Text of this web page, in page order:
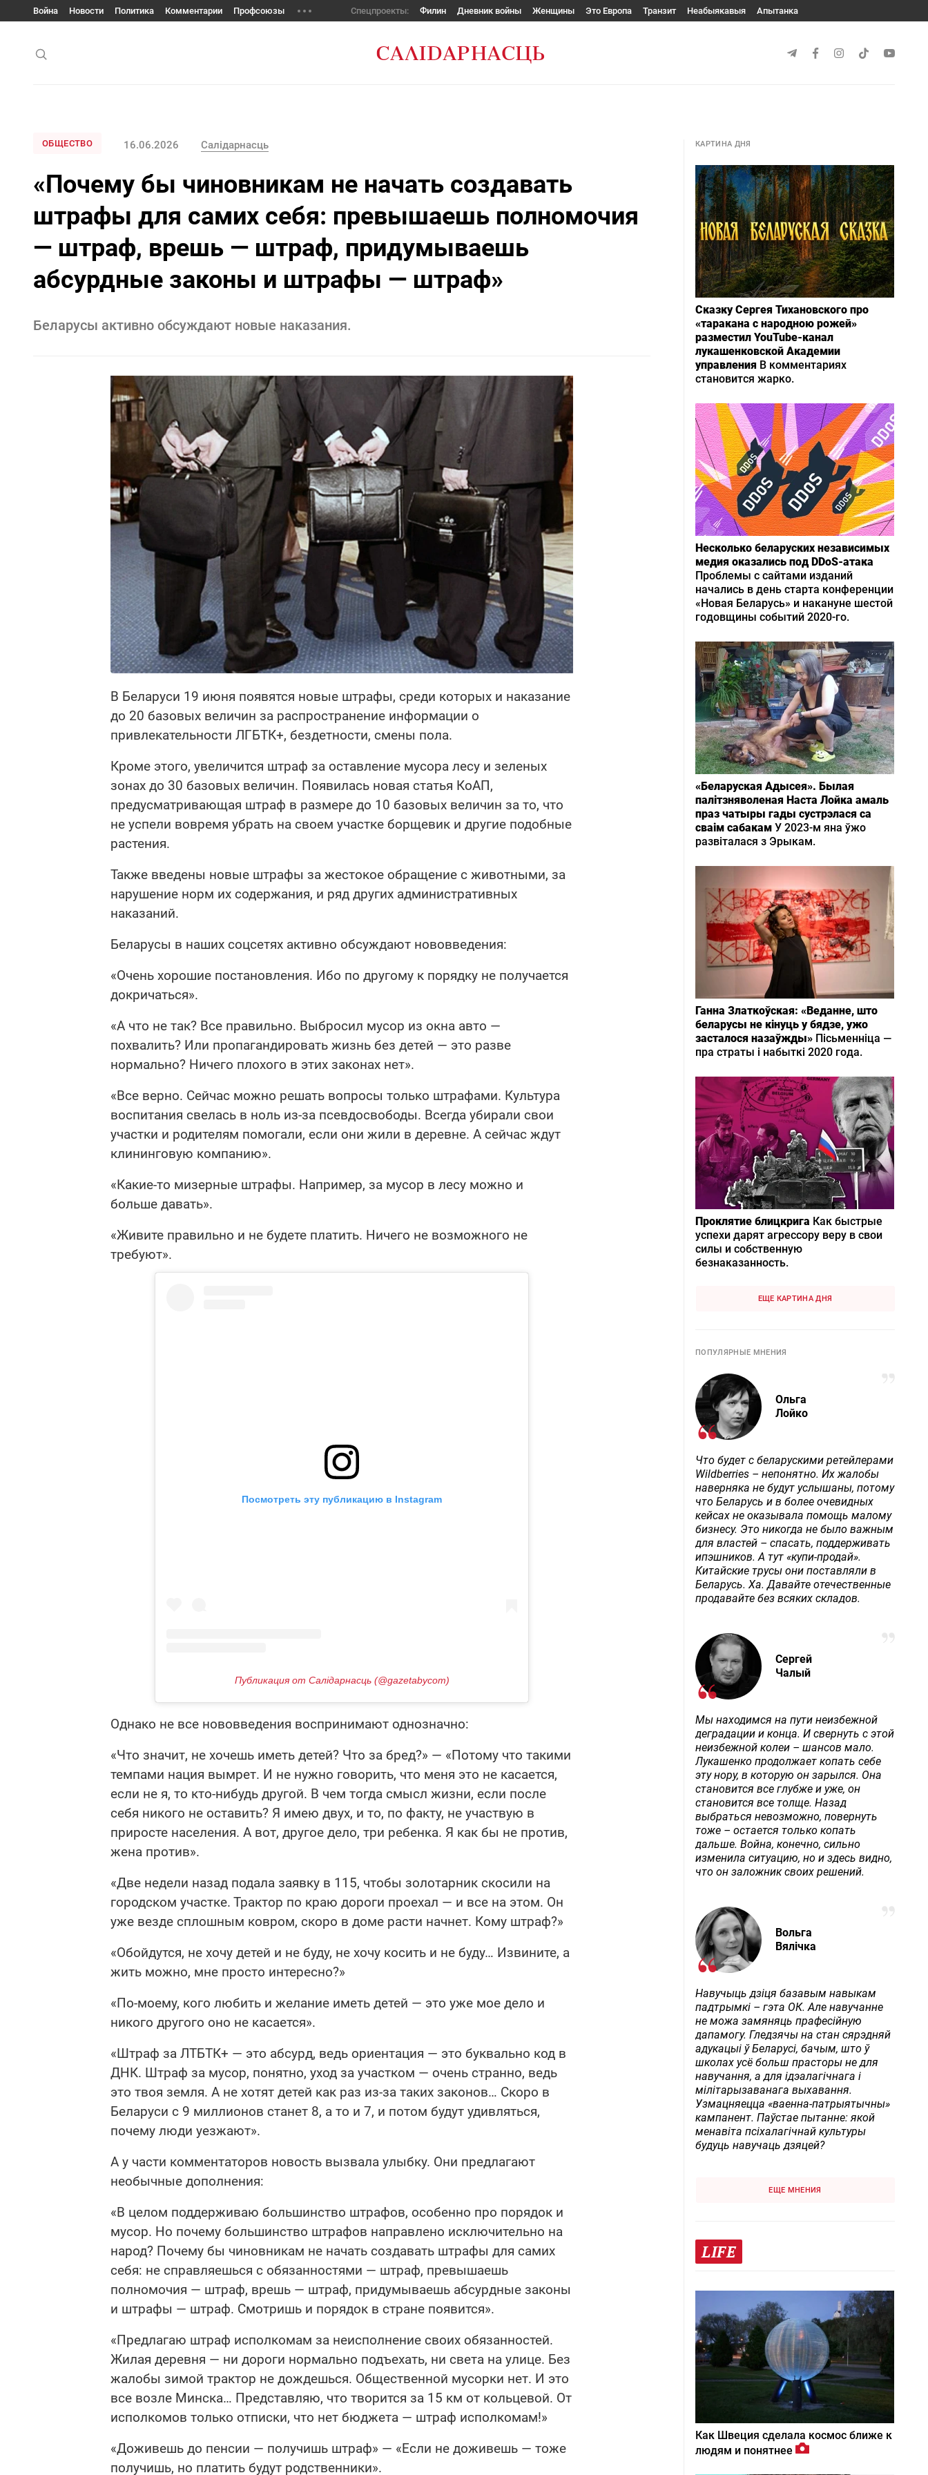
Война Новости Политика Комментарии Профсоюзы Спецпроекты: Филин Дневник войны Женщины Это Европа Транзит Неабыякавыя Апытанка
ОБЩЕСТВО 16.06.2026 Салiдарнасць
«Почему бы чиновникам не начать создавать
штрафы для самих себя: превышаешь полномочия
— штраф, врешь — штраф, придумываешь
абсурдные законы и штрафы — штраф»
Беларусы активно обсуждают новые наказания.
В Беларуси 19 июня появятся новые штрафы, среди которых и наказание
до 20 базовых величин за распространение информации о
привлекательности ЛГБТК+, бездетности, смены пола.
Кроме этого, увеличится штраф за оставление мусора лесу и зеленых
зонах до 30 базовых величин. Появилась новая статья КоАП,
предусматривающая штраф в размере до 10 базовых величин за то, что
не успели вовремя убрать на своем участке борщевик и другие подобные
растения.
Также введены новые штрафы за жестокое обращение с животными, за
нарушение норм их содержания, и ряд других административных
наказаний.
Беларусы в наших соцсетях активно обсуждают нововведения:
«Очень хорошие постановления. Ибо по другому к порядку не получается
докричаться».
«А что не так? Все правильно. Выбросил мусор из окна авто —
похвалить? Или пропагандировать жизнь без детей — это разве
нормально? Ничего плохого в этих законах нет».
«Все верно. Сейчас можно решать вопросы только штрафами. Культура
воспитания свелась в ноль из-за псевдосвободы. Всегда убирали свои
участки и родителям помогали, если они жили в деревне. А сейчас ждут
клининговую компанию».
«Какие-то мизерные штрафы. Например, за мусор в лесу можно и
больше давать».
«Живите правильно и не будете платить. Ничего не возможного не
требуют».
Посмотреть эту публикацию в Instagram
Публикация от Салідарнасць (@gazetabycom)
Однако не все нововведения воспринимают однозначно:
«Что значит, не хочешь иметь детей? Что за бред?» — «Потому что такими
темпами нация вымрет. И не нужно говорить, что меня это не касается,
если не я, то кто-нибудь другой. В чем тогда смысл жизни, если после
себя никого не оставить? Я имею двух, и то, по факту, не участвую в
приросте населения. А вот, другое дело, три ребенка. Я как бы не против,
жена против».
«Две недели назад подала заявку в 115, чтобы золотарник скосили на
городском участке. Трактор по краю дороги проехал — и все на этом. Он
уже везде сплошным ковром, скоро в доме расти начнет. Кому штраф?»
«Обойдутся, не хочу детей и не буду, не хочу косить и не буду… Извините, а
жить можно, мне просто интересно?»
«По-моему, кого любить и желание иметь детей — это уже мое дело и
никого другого оно не касается».
«Штраф за ЛТБТК+ — это абсурд, ведь ориентация — это буквально код в
ДНК. Штраф за мусор, понятно, уход за участком — очень странно, ведь
это твоя земля. А не хотят детей как раз из-за таких законов… Скоро в
Беларуси с 9 миллионов станет 8, а то и 7, и потом будут удивляться,
почему люди уезжают».
А у части комментаторов новость вызвала улыбку. Они предлагают
необычные дополнения:
«В целом поддерживаю большинство штрафов, особенно про порядок и
мусор. Но почему большинство штрафов направлено исключительно на
народ? Почему бы чиновникам не начать создавать штрафы для самих
себя: не справляешься с обязанностями — штраф, превышаешь
полномочия — штраф, врешь — штраф, придумываешь абсурдные законы
и штрафы — штраф. Смотришь и порядок в стране появится».
«Предлагаю штраф исполкомам за неисполнение своих обязанностей.
Жилая деревня — ни дороги нормально подъехать, ни света на улице. Без
жалобы зимой трактор не дождешься. Общественной мусорки нет. И это
все возле Минска… Представляю, что творится за 15 км от кольцевой. От
исполкомов только отписки, что нет бюджета — штраф исполкомам!»
«Доживешь до пенсии — получишь штраф» — «Если не доживешь — тоже
получишь, но платить будут родственники».
КАРТИНА ДНЯ
Сказку Сергея Тихановского про
«таракана с народною рожей»
разместил YouTube-канал
лукашенковской Академии
управления В комментариях
становится жарко.
Несколько беларуских независимых
медия оказались под DDoS-атака
Проблемы с сайтами изданий
начались в день старта конференции
«Новая Беларусь» и накануне шестой
годовщины событий 2020-го.
«Беларуская Адысея». Былая
палітзняволеная Наста Лойка амаль
праз чатыры гады сустрэлася са
сваім сабакам У 2023-м яна ўжо
развіталася з Эрыкам.
Ганна Златкоўская: «Веданне, што
беларусы не кінуць у бядзе, ужо
засталося назаўжды» Пісьменніца —
пра страты і набыткі 2020 года.
Проклятие блицкрига Как быстрые
успехи дарят агрессору веру в свои
силы и собственную
безнаказанность.
ЕЩЕ КАРТИНА ДНЯ
ПОПУЛЯРНЫЕ МНЕНИЯ
Ольга
Лойко
Что будет с беларускими ретейлерами
Wildberries – непонятно. Их жалобы
наверняка не будут услышаны, потому
что Беларусь и в более очевидных
кейсах не оказывала помощь малому
бизнесу. Это никогда не было важным
для властей – спасать, поддерживать
ипэшников. А тут «купи-продай».
Китайские трусы они поставляли в
Беларусь. Ха. Давайте отечественные
продавайте без всяких складов.
Сергей
Чалый
Мы находимся на пути неизбежной
деградации и конца. И свернуть с этой
неизбежной колеи – шансов мало.
Лукашенко продолжает копать себе
эту нору, в которую он зарылся. Она
становится все глубже и уже, он
становится все толще. Назад
выбраться невозможно, повернуть
тоже – остается только копать
дальше. Война, конечно, сильно
изменила ситуацию, но и здесь видно,
что он заложник своих решений.
Вольга
Вялічка
Навучыць дзіця базавым навыкам
падтрымкі – гэта ОК. Але навучанне
не можа замяняць прафесійную
дапамогу. Гледзячы на стан сярэдняй
адукацыі ў Беларусі, бачым, што ў
школах усё больш прасторы не для
навучання, а для ідэалагічнага і
мілітарызаванага выхавання.
Узмацняецца «ваенна-патрыятычны»
кампанент. Паўстае пытанне: якой
менавіта псіхалагічнай культуры
будуць навучаць дзяцей?
ЕЩЕ МНЕНИЯ
LIFE
Как Швеция сделала космос ближе к
людям и понятнее